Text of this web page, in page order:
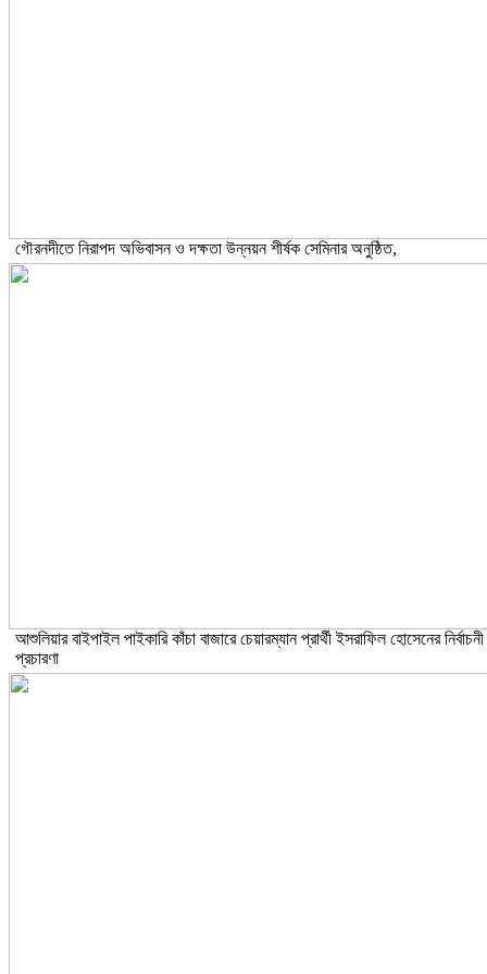
গৌরনদীতে নিরাপদ অভিবাসন ও দক্ষতা উন্নয়ন শীর্ষক সেমিনার অনুষ্ঠিত,
আশুলিয়ার বাইপাইল পাইকারি কাঁচা বাজারে চেয়ারম্যান প্রার্থী ইসরাফিল হোসেনের নির্বাচনী
প্রচারণা